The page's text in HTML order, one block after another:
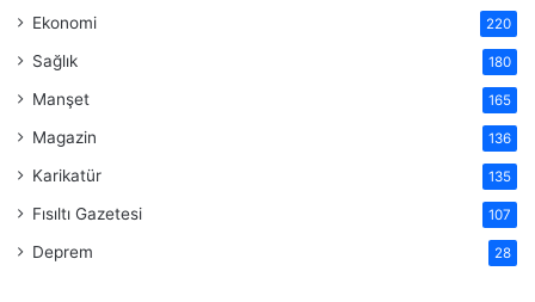
Ekonomi 220
Sağlık 180
Manşet 165
Magazin 136
Karikatür 135
Fısıltı Gazetesi 107
Deprem 28